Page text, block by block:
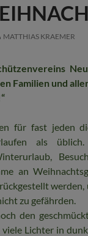
MATTHIAS KRAEMER
Familien und
für fast jeden
als
an
zu gefährden.
den
Lichter in